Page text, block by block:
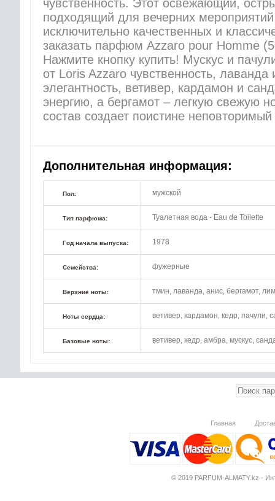
чувственность. Этот освежающий,
подходящий для вечерних
исключительно качественных и
заказать парфюм Azzaro pour Homme
Нажмите кнопку купить! Мускус и
от Loris Azzaro чувственность, лаванда
элегантность, ветивер, кардамон и
энергию, а бергамот – легкую свежую
состав создает поистине
Дополнительная информация:
Пол: мужской
Тип парфюма: Туалетная вода - Eau de Toilette
Год начала выпуска: 1978
Семейства: фужерные
Верхние ноты: тмин, лаванда, анис, бергамот,
Ноты сердца: ветивер, кардамон, кедр, пачули,
Базовые ноты: ветивер, кедр, амбра, мускус,
Главная
© 2019 PARFUM-ALMATY.kz -